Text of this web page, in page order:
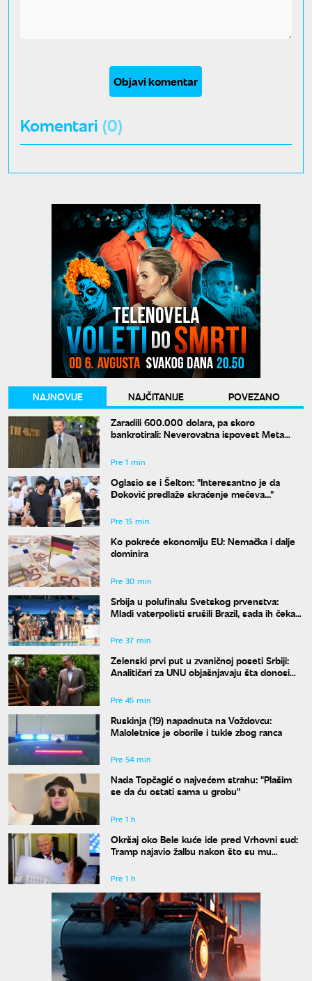
Objavi komentar
Komentari (0)
NAJNOVIJE NAJČITANIJE
POVEZANO
Zaradili 600.000 dolara, pa skoro
bankrotirali: Neverovatna ispovest Meta
Pre 1 min
Oglasio se i Šelton: "Interesantno je da
Đoković predlaže skraćenje mečeva..."
Pre 15 min
Ko pokreće ekonomiju EU: Nemačka i dalje
dominira
Pre 30 min
Srbija u polufinalu Svetskog prvenstva:
Mladi vaterpolisti srušili Brazil, sada ih čeka
Pre 37 min
Zelenski prvi put u zvaničnoj poseti Srbiji:
Analitičari za UNU objašnjavaju šta donosi
Moskva
Pre 45 min
Ruskinja (19) napadnuta na Voždovcu:
Maloletnice je oborile i tukle zbog ranca
Pre 54 min
Nada Topčagić o najvećem strahu: "Plašim
se da ću ostati sama u grobu"
Pre 1 h
Okršaj oko Bele kuće ide pred Vrhovni sud:
Tramp najavio žalbu nakon što su mu
Pre 1 h